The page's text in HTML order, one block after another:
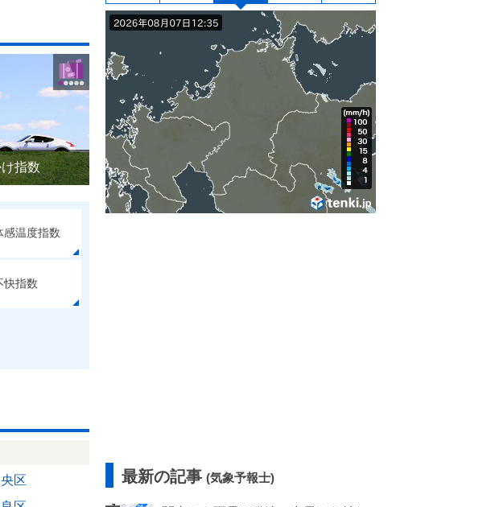
指数
感温度指数
快指数
区
最新の記事 (気象予報士)